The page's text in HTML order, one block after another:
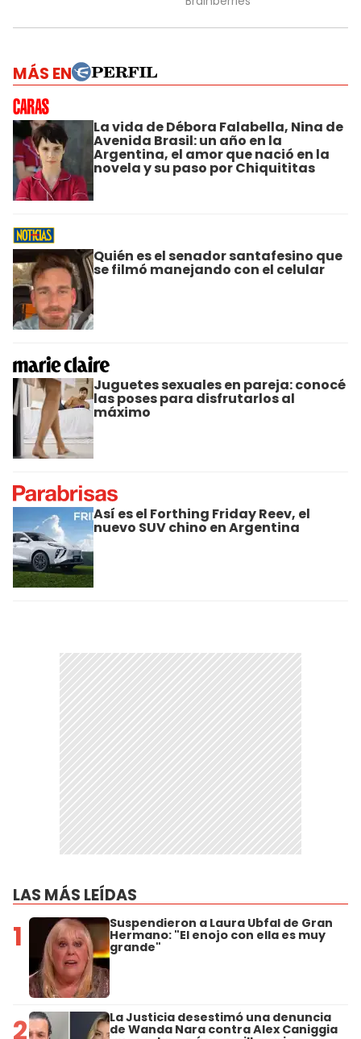
MÁS EN
La vida de Débora Falabella, Nina de
Avenida Brasil: un año en la
Argentina, el amor que nació en la
novela y su paso por Chiquititas
Quién es el senador santafesino que
se filmó manejando con el celular
Juguetes sexuales en pareja: conocé
las poses para disfrutarlos al
máximo
Así es el Forthing Friday Reev, el
nuevo SUV chino en Argentina
LAS MÁS LEÍDAS
1 Suspendieron a Laura Ubfal de Gran
Hermano: "El enojo con ella es muy
grande"
2 La Justicia desestimó una denuncia
de Wanda Nara contra Alex Caniggia